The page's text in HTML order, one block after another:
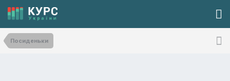
Посиденьки